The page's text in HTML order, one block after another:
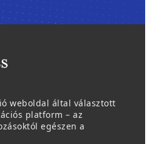
weboldal által választott
platform – az
egészen a